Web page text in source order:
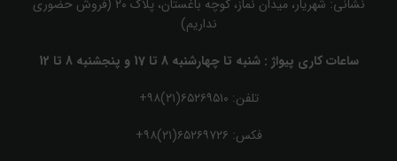
نشانی: شهریار، میدان نماز، کوچه باغستان، پلاک ۲۰ (فروش حضوری
نداریم)
ساعات کاری پیواژ : شنبه تا چهارشنبه 8 تا 17 و پنجشنبه 8 تا 12
تلفن: ۶۵۲۶۹۵۱۰(۲۱)۹۸+
فکس: ۶۵۲۶۹۷۲۶(۲۱)۹۸+